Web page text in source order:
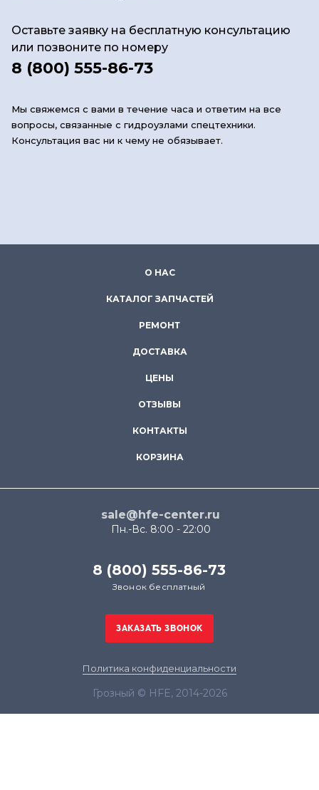
Оставьте заявку на бесплатную консультацию
или позвоните по номеру
8 (800) 555-86-73
Мы свяжемся с вами в течение часа и ответим на все
вопросы, связанные с гидроузлами спецтехники.
Консультация вас ни к чему не обязывает.
О НАС
КАТАЛОГ ЗАПЧАСТЕЙ
РЕМОНТ
ДОСТАВКА
ЦЕНЫ
ОТЗЫВЫ
КОНТАКТЫ
КОРЗИНА
sale@hfe-center.ru
Пн.-Вс. 8:00 - 22:00
8 (800) 555-86-73
Звонок бесплатный
Политика конфиденциальности
Грозный © HFE, 2014-2026